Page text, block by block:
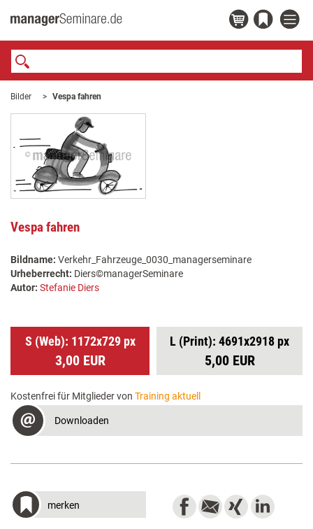
Bilder Vespa fahren
Vespa fahren
Bildname: Verkehr_Fahrzeuge_0030_managerseminare
Urheberrecht: Diers©managerSeminare
Autor: Stefanie Diers
S (Web): 1172x729 px
3,00 EUR
L (Print): 4691x2918 px
5,00 EUR
Kostenfrei für Mitglieder von Training aktuell
Downloaden
merken